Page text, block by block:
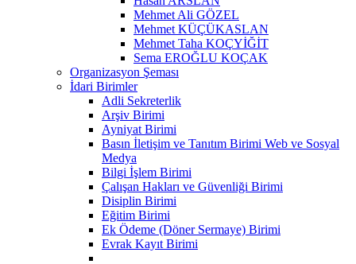
Mehmet Ali GÖZEL
Mehmet KÜÇÜKASLAN
Mehmet Taha KOÇYİĞİT
Sema EROĞLU KOÇAK
Organizasyon Şeması
İdari Birimler
Adli Sekreterlik
Arşiv Birimi
Ayniyat Birimi
Basın İletişim ve Tanıtım Birimi Web ve Sosyal
Medya
Bilgi İşlem Birimi
Çalışan Hakları ve Güvenliği Birimi
Disiplin Birimi
Eğitim Birimi
Ek Ödeme (Döner Sermaye) Birimi
Evrak Kayıt Birimi